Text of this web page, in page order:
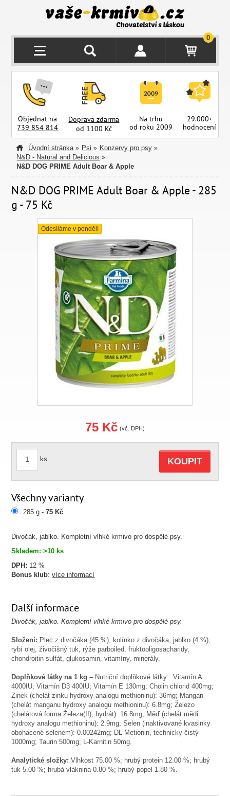
0
Objednat na
739 854 814
Doprava zdarma
od 1100 Kč
Na trhu
od roku 2009
29.000+
hodnocení
Úvodní stránka » Psi » Konzervy pro psy »
N&D - Natural and Delicious »
N&D DOG PRIME Adult Boar & Apple
N&D DOG PRIME Adult Boar & Apple - 285
g - 75 Kč
Odesíláme v pondělí
Divočák, jablko. Kompletní vlhké krmivo pro dospělé psy.
Skladem: >10 ks
DPH: 12 %
Bonus klub:více informací
75 Kč (vč. DPH)
ks KOUPIT
Všechny varianty
285 g -75 Kč
Další informace
Divočák, jablko. Kompletní vlhké krmivo pro dospělé psy.
Složení: Plec z divočáka (45 %), kolínko z divočáka, jablko (4 %),
rybí olej, živočišný tuk, rýže parboiled, fruktooligosacharidy,
chondroitin sulfát, glukosamin, vitamíny, minerály.
Doplňkové látky na 1 kg – Nutriční doplňkové látky: Vitamín A
4000IU; Vitamín D3 400IU; Vitamín E 130mg; Cholin chlorid 400mg;
Zinek (chelát zinku hydroxy analogu methioninu): 36mg; Mangan
(chelát manganu hydroxy analogu methioninu): 6.8mg; Železo
(chelátová forma Železa(II), hydrát): 16.8mg; Měď (chelát mědi
hydroxy analogu methioninu): 2.9mg; Selen (inaktivované kvasinky
obohacené selenem): 0.00242mg; DL-Metionin, technicky čistý
1000mg; Taurin 500mg; L-Karnitin 50mg.
Analytické složky:Vlhkost 75.00 %; hrubý protein 12.00 %; hrubý
tuk 5.00 %; hrubá vláknina 0.80 %; hrubý popel 1.80 %.